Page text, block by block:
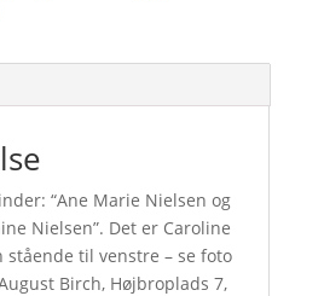
“Ane Marie Nielsen og
Nielsen”. Det er Caroline
stående til venstre – se foto
Birch, Højbroplads 7,